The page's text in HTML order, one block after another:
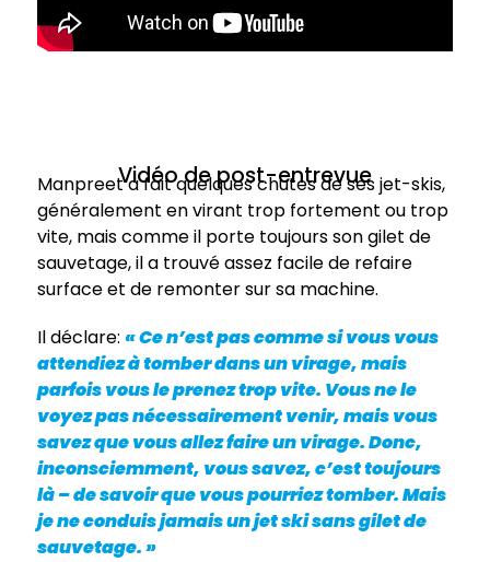
Vidéo de post-entrevue
Manpreet a fait quelques chutes de ses jet-skis,
généralement en virant trop fortement ou trop
vite, mais comme il porte toujours son gilet de
sauvetage, il a trouvé assez facile de refaire
surface et de remonter sur sa machine.
Il déclare: « Ce n’est pas comme si vous vous
attendiez à tomber dans un virage, mais
parfois vous le prenez trop vite. Vous ne le
voyez pas nécessairement venir, mais vous
savez que vous allez faire un virage. Donc,
inconsciemment, vous savez, c’est toujours
là – de savoir que vous pourriez tomber. Mais
je ne conduis jamais un jet ski sans gilet de
sauvetage. »